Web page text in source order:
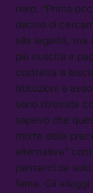
nero. “Prima
deciso di
alla legalità, ma
più riuscita a
costretta a
istituzioni e
sono ritrovata
sapevo che
morte della
alternative”
pensarci da
fame. Gli